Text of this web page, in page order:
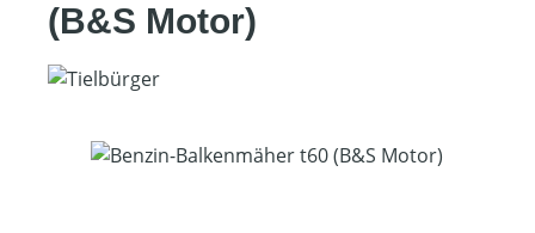
(B&S Motor)
Bildergalerie überspringen